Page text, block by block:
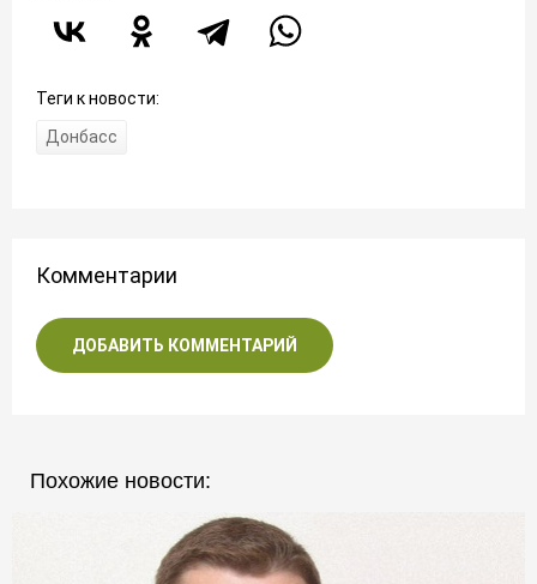
Теги к новости:
Донбасс
Комментарии
ДОБАВИТЬ КОММЕНТАРИЙ
Похожие новости: